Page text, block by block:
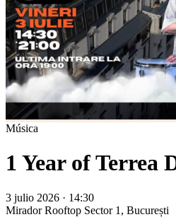
Música
1 Year of Terrea
3 julio 2026 · 14:30
Mirador Rooftop Sector 1, București